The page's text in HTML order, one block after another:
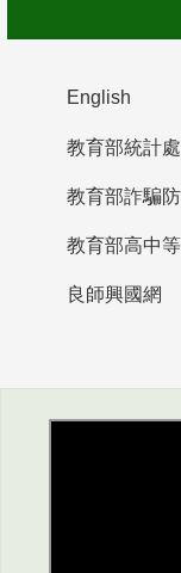
English
教育部詐騙
良師興國網